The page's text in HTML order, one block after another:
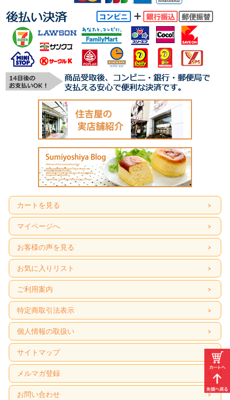
カートを見る
マイページへ
お客様の声を見る
お気に入りリスト
ご利用案内
特定商取引法表示
個人情報の取扱い
サイトマップ
メルマガ登録
お問い合わせ